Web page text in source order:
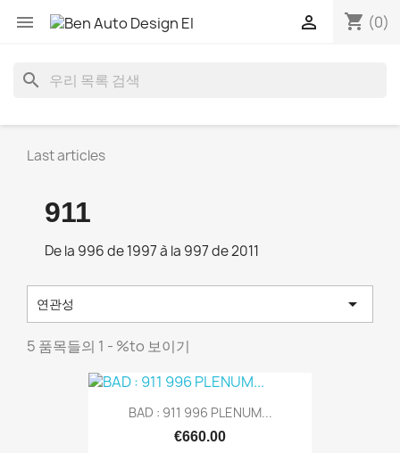
 shopping_cart (0)

search
Last articles
911
De la 996 de 1997 à la 997 de 2011
연관성 
5 품목들의 1 - %to 보이기
BAD : 911 996 PLENUM...
€660.00